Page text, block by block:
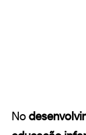
No